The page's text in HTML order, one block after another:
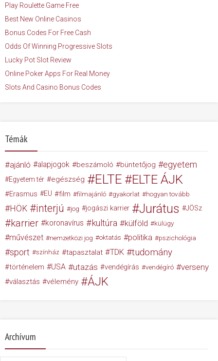
Play Roulette Game Free
Best New Online Casinos
Bonus Codes For Free Cash
Odds Of Winning Progressive Slots
Lucky Pot Slot Review
Online Poker Apps For Real Money
Slots And Casino Bonus Codes
Témák
ajánló alapjogok beszámoló büntetőjog egyetem
Egyetem tér egészség ELTE ELTE ÁJK
Erasmus EU film filmajánló gyakorlat hogyan tovább
HÖK interjú jog jogászi karrier Jurátus JÖSz
karrier koronavírus kultúra külföld külügy
művészet nemzetközi jog oktatás politika pszichológia
sport színház tapasztalat TDK tudomány
történelem USA utazás vendégírás vendégíró verseny
választás vélemény ÁJK
Archívum